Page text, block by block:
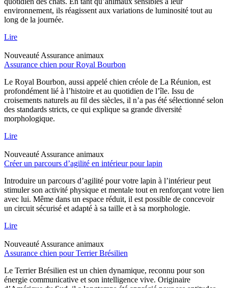
environnement, ils réagissent aux variations de luminosité tout au
long de la journée.
Lire
Nouveauté Assurance animaux
Assurance chien pour Royal Bourbon
Le Royal Bourbon, aussi appelé chien créole de La Réunion, est
profondément lié à l’histoire et au quotidien de l’île. Issu de
croisements naturels au fil des siècles, il n’a pas été sélectionné selon
des standards stricts, ce qui explique sa grande diversité
morphologique.
Lire
Nouveauté Assurance animaux
Créer un parcours d’agilité en intérieur pour lapin
Introduire un parcours d’agilité pour votre lapin à l’intérieur peut
stimuler son activité physique et mentale tout en renforçant votre lien
avec lui. Même dans un espace réduit, il est possible de concevoir
un circuit sécurisé et adapté à sa taille et à sa morphologie.
Lire
Nouveauté Assurance animaux
Assurance chien pour Terrier Brésilien
Le Terrier Brésilien est un chien dynamique, reconnu pour son
énergie communicative et son intelligence vive. Originaire